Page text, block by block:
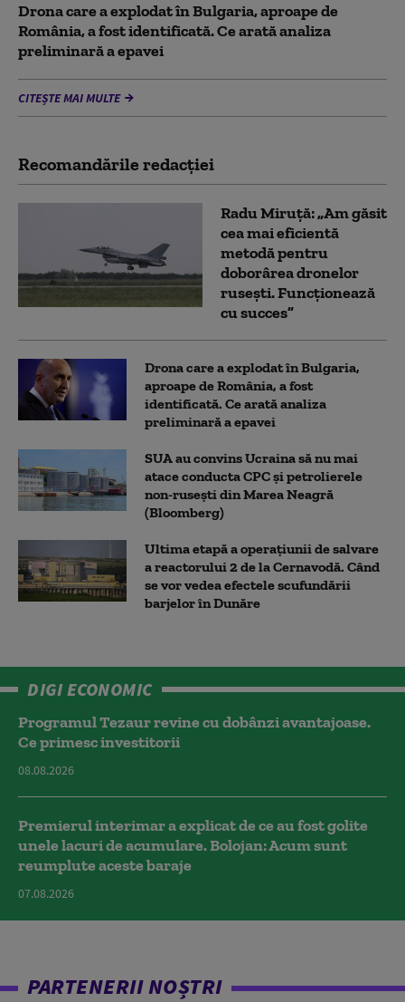
Drona care a explodat în Bulgaria, aproape de
România, a fost identificată. Ce arată analiza
preliminară a epavei
CITEȘTE MAI MULTE
Recomandările redacţiei
Radu Miruță: „Am găsit
cea mai eficientă
metodă pentru
doborârea dronelor
rusești. Funcționează
cu succes”
Drona care a explodat în Bulgaria,
aproape de România, a fost
identificată. Ce arată analiza
preliminară a epavei
SUA au convins Ucraina să nu mai
atace conducta CPC şi petrolierele
non-ruseşti din Marea Neagră
(Bloomberg)
Ultima etapă a operațiunii de salvare
a reactorului 2 de la Cernavodă. Când
se vor vedea efectele scufundării
barjelor în Dunăre
DIGI ECONOMIC
Programul Tezaur revine cu dobânzi avantajoase.
Ce primesc investitorii
08.08.2026
Premierul interimar a explicat de ce au fost golite
unele lacuri de acumulare. Bolojan: Acum sunt
reumplute aceste baraje
07.08.2026
PARTENERII NOȘTRI